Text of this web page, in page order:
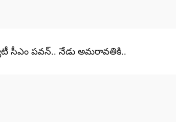
సీఎం పవన్.. నేడు అమరావతికి..